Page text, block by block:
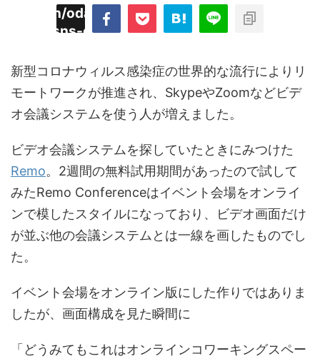
odaiji.com/public_html/blog/wp-
sns-count-cache/sns-count-
新型コロナウィルス感染症の世界的な流行によりリ
モートワークが推進され、SkypeやZoomなどビデ
オ会議システムを使う人が増えました。
ビデオ会議システムを探していたときにみつけた
Remo。2週間の無料試用期間があったので試して
みたRemo Conferenceはイベント会場をオンライ
ンで模したスタイルになっており、ビデオ画面だけ
が並ぶ他の会議システムとは一線を画したものでし
た。
イベント会場をオンライン版にした作りではありま
したが、画面構成を見た瞬間に
「どうみてもこれはオンラインコワーキングスペー